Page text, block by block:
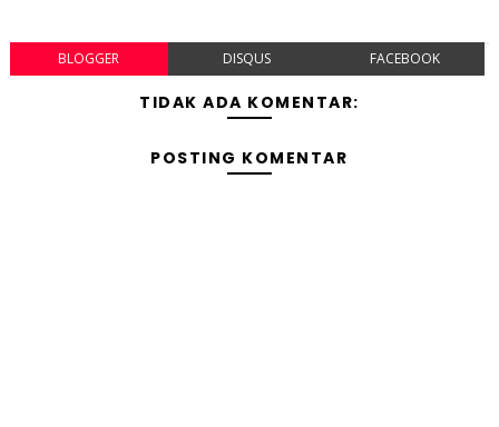
BLOGGER DISQUS FACEBOOK
TIDAK ADA KOMENTAR:
POSTING KOMENTAR